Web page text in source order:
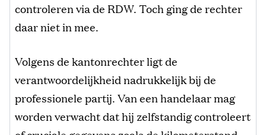
controleren via de RDW. Toch ging de rechter
daar niet in mee.
Volgens de kantonrechter ligt de
verantwoordelijkheid nadrukkelijk bij de
professionele partij. Van een handelaar mag
worden verwacht dat hij zelfstandig controleert